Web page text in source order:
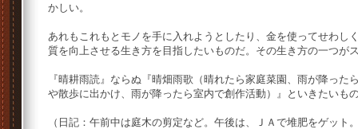
かしい。
あれもこれもとモノを手に入れようとしたり、金を使ってせわし
質を向上させる生き方を目指したいものだ。その生き方の一つが
『晴耕雨読』ならぬ『晴畑雨歌（晴れたら家庭菜園、雨が降っ
や散歩に出かけ、雨が降ったら室内で創作活動）』といきたいも
（日記：午前中は庭木の剪定など。午後は、ＪＡで堆肥をゲット